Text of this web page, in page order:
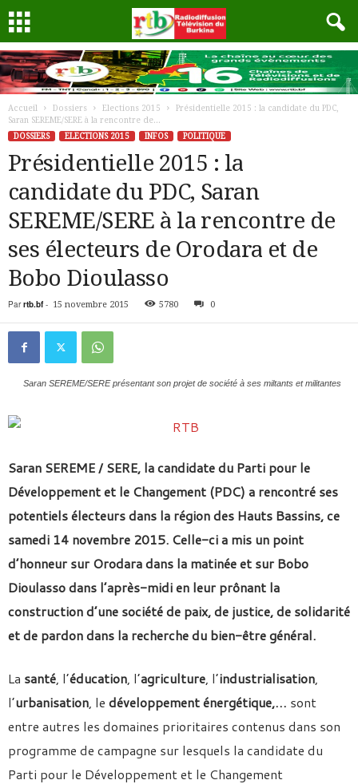
Accueil Dossiers Elections 2015
Présidentielle 2015 : la candidate du PDC,
Saran SEREME/SERE à la rencontre de...
DOSSIERS
ELECTIONS 2015 INFOS POLITIQUE
Présidentielle 2015 : la
candidate du PDC, Saran
SEREME/SERE à la rencontre de
ses électeurs de Orodara et de
Bobo Dioulasso
Par rtb.bf- 15 novembre 2015 5780 0
Saran SEREME/SERE présentant son projet de société à ses miltants et militantes
Saran SEREME / SERE, la candidate du Parti pour le
Développement et le Changement (PDC) a rencontré ses
potentiels électeurs dans la région des Hauts Bassins, ce
samedi 14 novembre 2015. Celle-ci a mis un point
d’honneur sur Orodara dans la matinée et sur Bobo
Dioulasso dans l’après-midi en leur prônant la
construction d’une société de paix, de justice, de solidarité
et de pardon dans la recherche du bien-être général.
La santé, l’éducation, l’agriculture, l’industrialisation,
l’urbanisation, le développement énergétique,… sont
entre autres les domaines prioritaires contenus dans son
programme de campagne sur lesquels la candidate du
Parti pour le Développement et le Changement